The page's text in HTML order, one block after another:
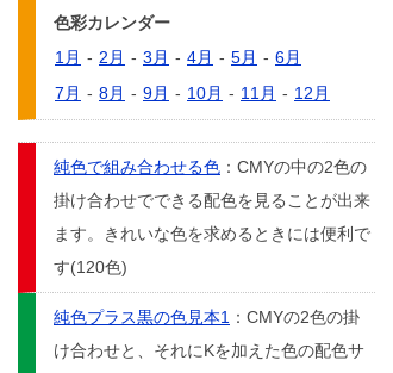
色彩カレンダー
1月 - 2月 - 3月 - 4月 - 5月 - 6月
7月 - 8月 - 9月 - 10月 - 11月 - 12月
純色で組み合わせる色 ：CMYの中の2色の
掛け合わせでできる配色を見ることが出来
ます。きれいな色を求めるときには便利で
す(120色)
純色プラス黒の色見本1 ：CMYの2色の掛
け合わせと、それにKを加えた色の配色サ